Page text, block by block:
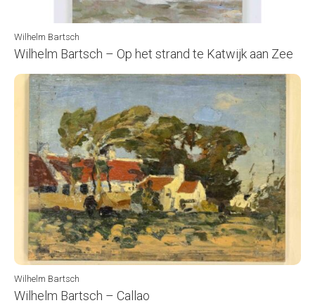
Wilhelm Bartsch
Wilhelm Bartsch – Op het strand te Katwijk aan Zee
Wilhelm Bartsch
Wilhelm Bartsch – Callao